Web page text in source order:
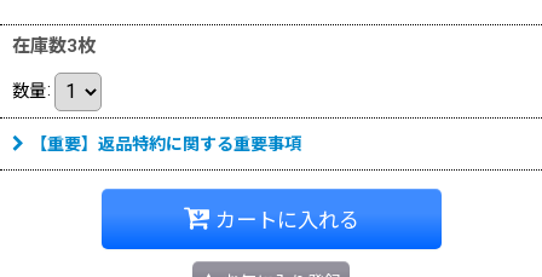
在庫数3枚
数量:
【重要】返品特約に関する重要事項
カートに入れる